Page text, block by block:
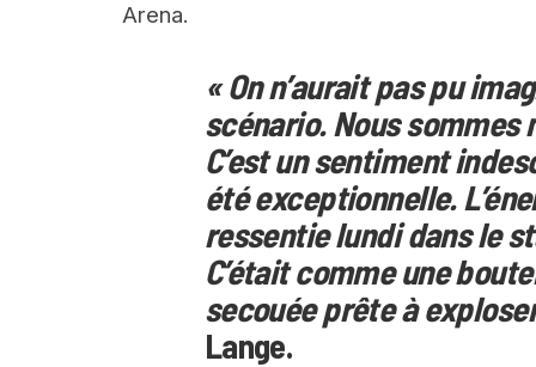
Arena.
« On n’aurait pas pu
scénario. Nous sommes
C’est un sentiment
été exceptionnelle.
ressentie lundi dans le
C’était comme une
secouée prête à
Lange.